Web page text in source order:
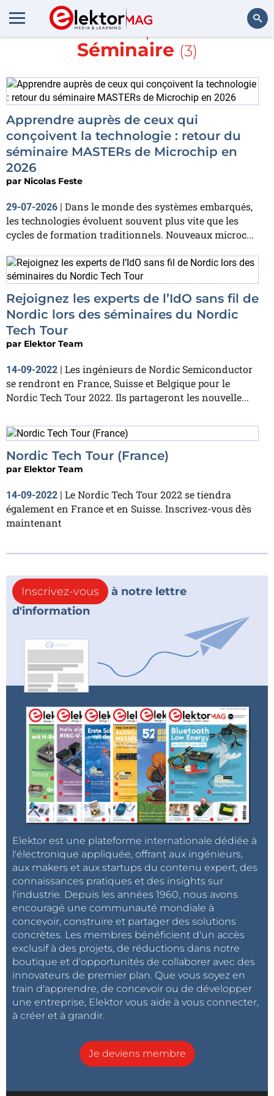
En savoir plus sur
Séminaire (3)
Apprendre auprès de ceux qui
conçoivent la technologie : retour du
séminaire MASTERs de Microchip en
2026
par Nicolas Feste
29-07-2026 | Dans le monde des systèmes embarqués,
les technologies évoluent souvent plus vite que les
cycles de formation traditionnels. Nouveaux microc...
Rejoignez les experts de l’IdO sans fil de
Nordic lors des séminaires du Nordic
Tech Tour
par Elektor Team
14-09-2022 | Les ingénieurs de Nordic Semiconductor
se rendront en France, Suisse et Belgique pour le
Nordic Tech Tour 2022. Ils partageront les nouvelle...
Nordic Tech Tour (France)
par Elektor Team
14-09-2022 | Le Nordic Tech Tour 2022 se tiendra
également en France et en Suisse. Inscrivez-vous dès
maintenant
Inscrivez-vous
à notre lettre
d'information
Elektor est une plateforme internationale dédiée à
l'électronique appliquée, offrant aux ingénieurs,
aux makers et aux startups du contenu expert, des
connaissances pratiques et des insights sur
l'industrie. Depuis les années 1960, nous avons
encouragé une communauté mondiale à
concevoir, construire et partager des solutions
concrètes. Les membres bénéficient d'un accès
exclusif à des projets, de réductions dans notre
boutique et d'opportunités de collaborer avec des
innovateurs de premier plan. Que vous soyez en
train d'apprendre, de concevoir ou de développer
une entreprise, Elektor vous aide à vous connecter,
à créer et à grandir.
Je deviens membre